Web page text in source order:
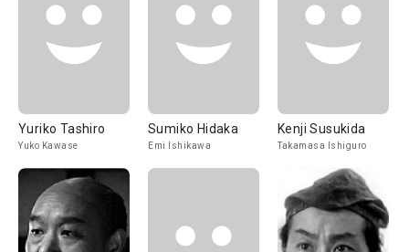
Yuriko Tashiro
Yuko Kawase
Sumiko Hidaka
Emi Ishikawa
Kenji Susukida
Takamasa Ishiguro